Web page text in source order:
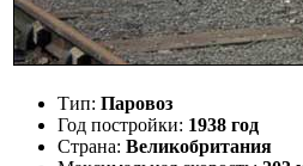
Тип: Паровоз
Год постройки: 1938 год
Страна: Великобритания